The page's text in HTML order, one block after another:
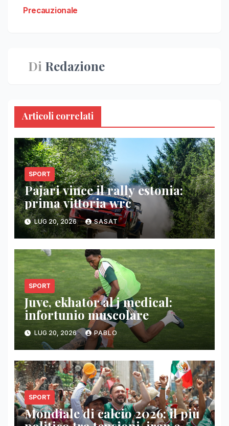
Precauzionale
Di Redazione
Articoli correlati
SPORT
Pajari vince il rally estonia:
prima vittoria wrc
LUG 20, 2026 SASAT
SPORT
Juve, ekhator al j medical:
infortunio muscolare
LUG 20, 2026 PABLO
SPORT
Mondiale di calcio 2026: il più